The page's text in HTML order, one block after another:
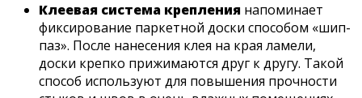
Клеевая система крепления напоминает
фиксирование паркетной доски способом «шип-
паз». После нанесения клея на края ламели,
доски крепко прижимаются друг к другу. Такой
способ используют для повышения прочности